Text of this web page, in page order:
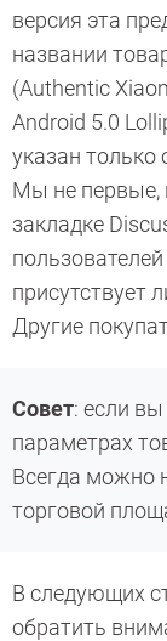
версия эта
названии
(Authentic
Android 5.0
указан только
Мы не первые,
закладке
присутствует
Другие
Совет: если
параметрах
Всегда можно
торговой
В следующих
обратить